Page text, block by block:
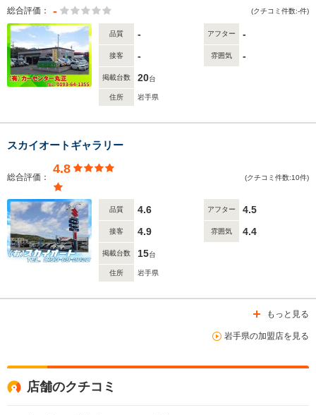
総合評価： - (クチコミ件数:-件)
品質 - アフター -
接客 - 雰囲気 -
掲載台数 20台
住所 岩手県
スカイオートギャラリー
総合評価：
4.8
(クチコミ件数:10件)
品質 4.6 アフター 4.5
接客 4.9 雰囲気 4.4
掲載台数 15台
住所 岩手県
もっと見る
岩手県の加盟店を見る
店舗のクチコミ